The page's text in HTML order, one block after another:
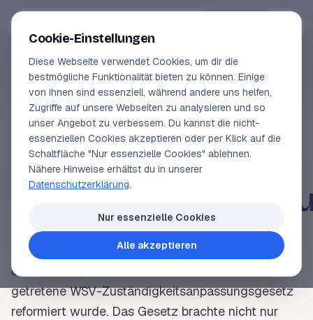
Online-Kurse
Vorschau
Erfahrungen
Lehrbuchautor
SEGELLEXIKON
Wasserstraßen-
und
Wasserstraßen- und Schifffahrtsverwaltung ( WSV
des Bundes, die durch das am 1.6.2016 in Kraft
getreteneWSV-Zuständigkeitsanpassungsgesetz
reformiert wurde. Das Gesetz brachte nicht nur
Cookie-Einstellungen
Diese Webseite verwendet Cookies, um dir die
bestmögliche Funktionalität bieten zu können. Einige
von ihnen sind essenziell, während andere uns helfen,
Zugriffe auf unsere Webseiten zu analysieren und so
unser Angebot zu verbessern. Du kannst die nicht-
essenziellen Cookies akzeptieren oder per Klick auf die
Schaltfläche "Nur essenzielle Cookies" ablehnen.
Nähere Hinweise erhältst du in unserer
Datenschutzerklärung.
Nur essenzielle Cookies
Alle akzeptieren